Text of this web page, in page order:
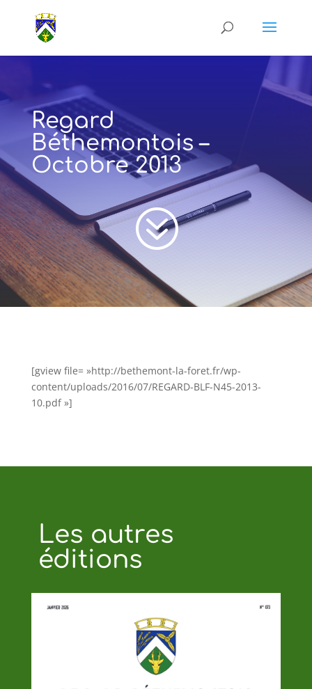
Regard
Béthemontois –
Octobre 2013
?
[gview file= »http://bethemont-la-foret.fr/wp-
content/uploads/2016/07/REGARD-BLF-N45-2013-
10.pdf »]
Les autres
éditions